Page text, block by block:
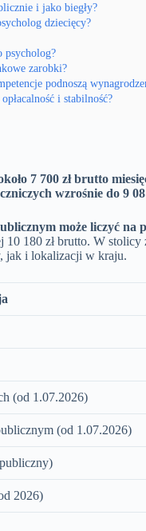
i jako biegły?
dziecięcy?
psycholog?
zarobki?
podnoszą
i stabilność?
7 700 zł brutto
wzrośnie do 9
może liczyć na
180 zł brutto. W
jak i lokalizacji w kraju.
(od 1.07.2026)
(od 1.07.2026)
2026)